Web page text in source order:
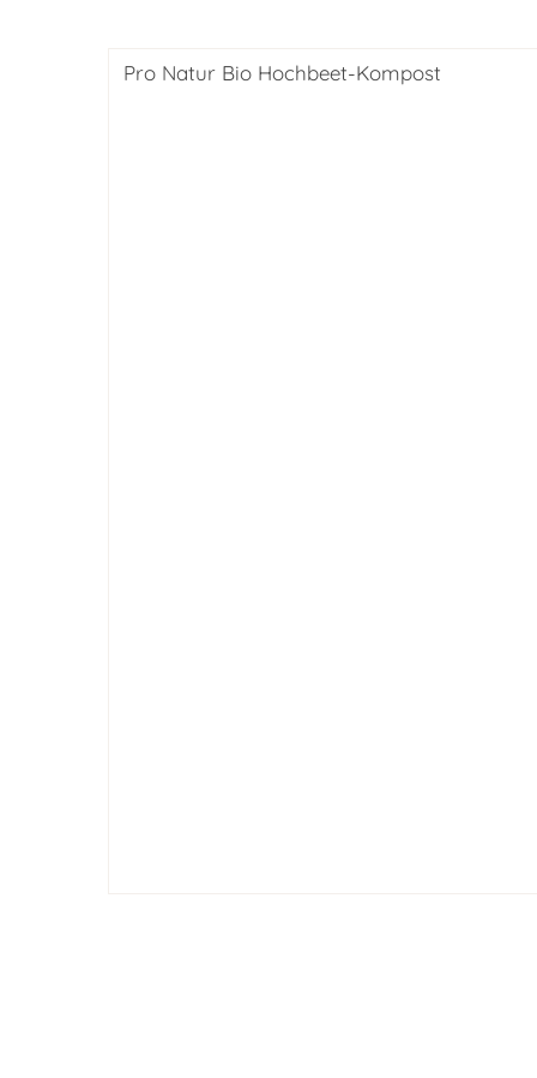
Pro Natur Bio Hochbeet-Kompost